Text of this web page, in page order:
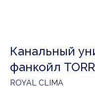
Канальный
фанкойл
ROYAL CLIMA